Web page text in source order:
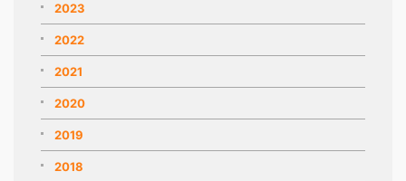
2023
2022
2021
2020
2019
2018